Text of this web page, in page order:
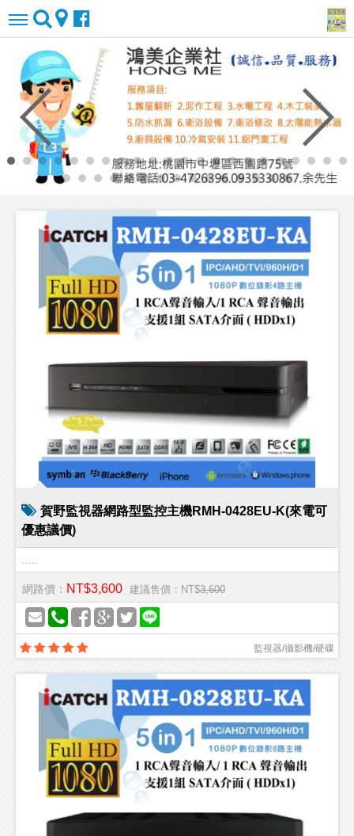
賀野監視器網路型監控主機RMH-0428EU-K(來電可
優惠議價)
網路價： NT$3,600 建議售價：NT$3,600
監視器/攝影機/硬碟